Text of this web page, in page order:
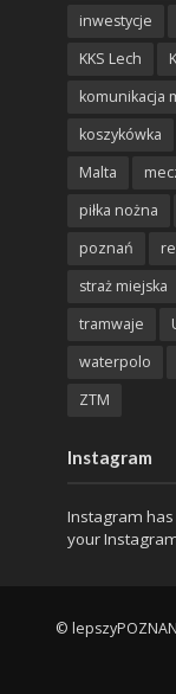
inwestycje
KKS Lech
komunikacja
koszykówka
Malta
piłka nożna
poznań
straż miejska
tramwaje
waterpolo
ZTM
Instagram
Instagram
your
©